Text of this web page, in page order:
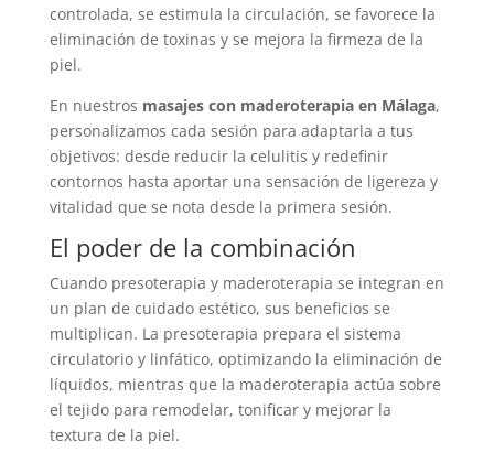
controlada, se estimula la circulación, se favorece la
eliminación de toxinas y se mejora la firmeza de la
piel.
En nuestros masajes con maderoterapia en Málaga,
personalizamos cada sesión para adaptarla a tus
objetivos: desde reducir la celulitis y redefinir
contornos hasta aportar una sensación de ligereza y
vitalidad que se nota desde la primera sesión.
El poder de la combinación
Cuando presoterapia y maderoterapia se integran en
un plan de cuidado estético, sus beneficios se
multiplican. La presoterapia prepara el sistema
circulatorio y linfático, optimizando la eliminación de
líquidos, mientras que la maderoterapia actúa sobre
el tejido para remodelar, tonificar y mejorar la
textura de la piel.